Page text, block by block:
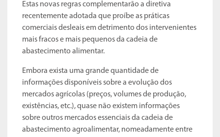
Estas novas regras complementarão a diretiva
recentemente adotada que proíbe as práticas
comerciais desleais em detrimento dos intervenientes
mais fracos e mais pequenos da cadeia de
abastecimento alimentar.
Embora exista uma grande quantidade de
informações disponíveis sobre a evolução dos
mercados agrícolas (preços, volumes de produção,
existências, etc.), quase não existem informações
sobre outros mercados essenciais da cadeia de
abastecimento agroalimentar, nomeadamente entre